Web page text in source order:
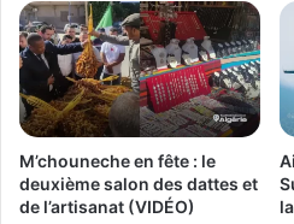
M’chouneche en fête : le
deuxième salon des dattes et
de l’artisanat (VIDÉO)